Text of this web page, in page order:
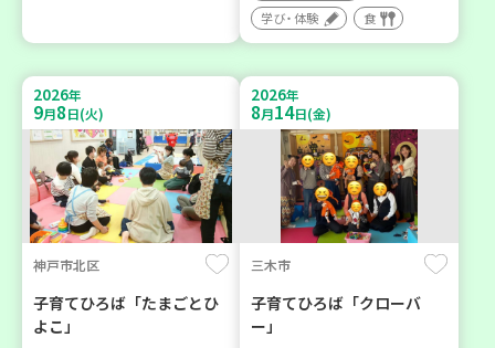
学び・体験
食
2026年
9月8日(火)
神戸市北区
子育てひろば「たまごとひ
よこ」
2026年
8月14日(金)
三木市
子育てひろば「クローバ
ー」